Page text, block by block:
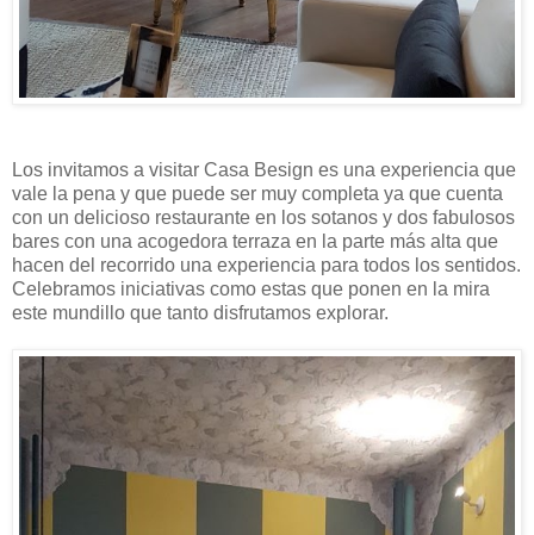
Los invitamos a visitar Casa Besign es una experiencia que
vale la pena y que puede ser muy completa ya que cuenta
con un delicioso restaurante en los sotanos y dos fabulosos
bares con una acogedora terraza en la parte más alta que
hacen del recorrido una experiencia para todos los sentidos.
Celebramos iniciativas como estas que ponen en la mira
este mundillo que tanto disfrutamos explorar.